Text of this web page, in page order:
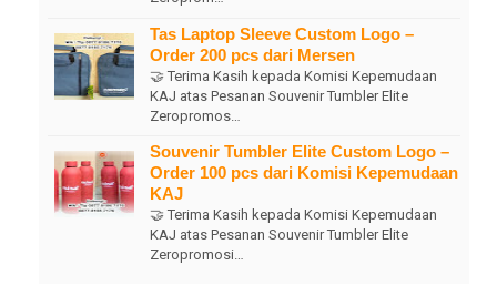
Tas Laptop Sleeve Custom Logo –
Order 200 pcs dari Mersen
🤝 Terima Kasih kepada Komisi Kepemudaan
KAJ atas Pesanan Souvenir Tumbler Elite
Zeropromos…
Souvenir Tumbler Elite Custom Logo –
Order 100 pcs dari Komisi Kepemudaan
KAJ
🤝 Terima Kasih kepada Komisi Kepemudaan
KAJ atas Pesanan Souvenir Tumbler Elite
Zeropromosi…